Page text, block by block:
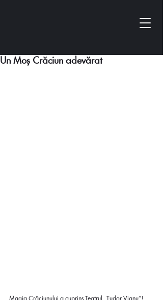
Un Moș Crăciun adevărat
Magia Crăciunului a cuprins Teatrul „Tudor Vianu”!